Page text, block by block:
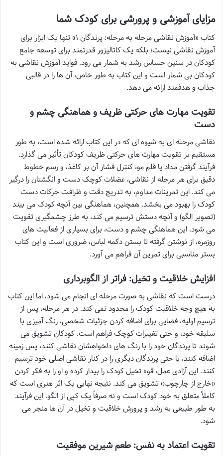
مزایای آموزشی و پرورشی برای کودک شما
کتاب «آموزش نقاشی مرحله به مرحله: پرندگان ۱» تنها یک ابزار برای
آموزش نقاشی نیست؛ بلکه یک کاتالیزور قدرتمند برای توسعه جامع
کودکان در سنین حساس رشد به شمار می رود. فواید آموزش نقاشی به
کودکان بی شمار است و این کتاب به طور خاص، آن ها را در قالبی
جذاب و هدفمند ارائه می دهد.
تقویت مهارت های حرکتی ظریف و هماهنگی چشم و
دست
نقاشی مرحله ای به شیوه ای که در این کتاب ارائه شده است، به طور
مستقیم بر تقویت مهارت های حرکتی ظریف کودکان تأثیر می گذارد.
فرآیند گرفتن مداد یا قلم مو، کنترل فشار آن بر کاغذ، و رسم خطوط
دقیق برای هر مرحله از نقاشی، عضلات کوچک دست و انگشتان را درگیر
می کند. این تمرینات مداوم، به تدریج دقت و ظرافت حرکات دست
کودک را بهبود می بخشد. همچنین، هماهنگی بین آنچه کودک می بیند
(تصویر الگو) و آنچه دستش ترسیم می کند، به طرز چشمگیری تقویت
می شود. این هماهنگی چشم و دست، برای بسیاری از فعالیت های
روزمره، از نوشتن گرفته تا بستن دکمه لباس، ضروری است و این کتاب
بستر مناسبی برای تمرین آن فراهم می آورد.
افزایش خلاقیت و تخیل: فراتر از الگوبرداری
درست است که نقاشی به صورت مرحله ای انجام می شود، اما این کتاب
به هیچ وجه خلاقیت کودک را محدود نمی کند. در هر مرحله، پس از
ترسیم اولیه، فضایی برای اضافه کردن جزئیات شخصی، رنگ آمیزی با
سلیقه خود، و حتی تغییرات کوچک فراهم است. کودکان تشویق می
شوند تا پرندگان خود را با رنگ های دلخواهشان نقاشی کنند، پس زمینه
اضافه کنند، یا حتی پرندگان دیگری را در کنار نقاشی اصلی خود ترسیم
کنند. این آزادی عمل، قوه تخیل کودک را بیدار کرده و او را به فکر کردن
«خارج از چارچوب» تشویق می کند. نتیجه نهایی یک اثر هنری است که
کاملاً متعلق به خود کودک است و نه صرفاً یک کپی از الگو. این فرآیند
به طور طبیعی به رشد و پرورش خلاقیت و تخیل در آن ها منجر می
شود.
تقویت اعتماد به نفس: طعم شیرین موفقیت